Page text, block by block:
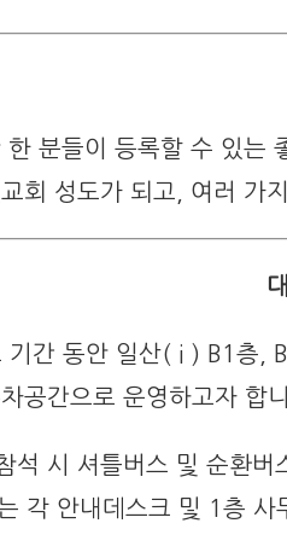
한 분들이 등록할 수 있는
회 성도가 되고, 여러 가
간 동안 일산( i ) B1층,
공간으로 운영하고자 합
시 셔틀버스 및 순환버
각 안내데스크 및 1층 사